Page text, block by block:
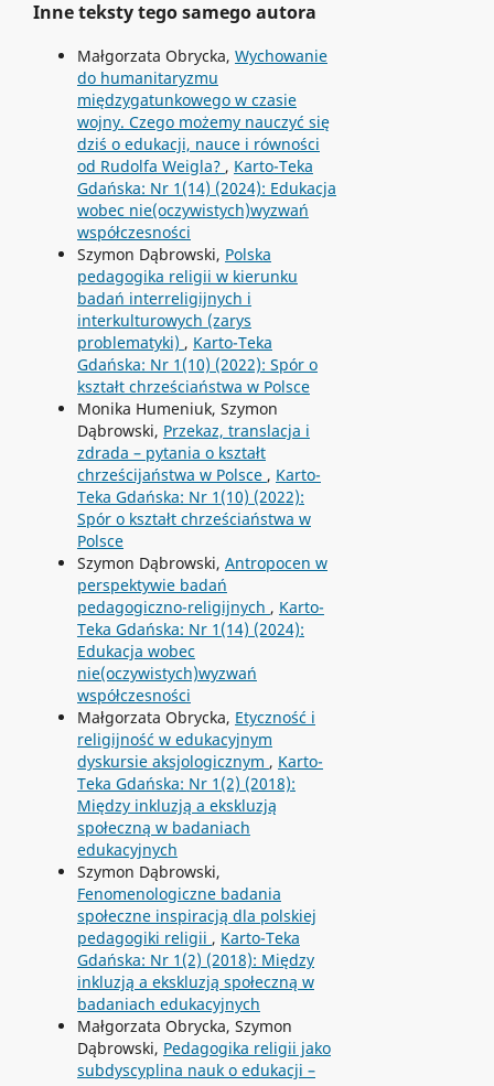
Inne teksty tego samego autora
Małgorzata Obrycka, Wychowanie
do humanitaryzmu
międzygatunkowego w czasie
wojny. Czego możemy nauczyć się
dziś o edukacji, nauce i równości
od Rudolfa Weigla? , Karto-Teka
Gdańska: Nr 1(14) (2024): Edukacja
wobec nie(oczywistych)wyzwań
współczesności
Szymon Dąbrowski, Polska
pedagogika religii w kierunku
badań interreligijnych i
interkulturowych (zarys
problematyki) , Karto-Teka
Gdańska: Nr 1(10) (2022): Spór o
kształt chrześciaństwa w Polsce
Monika Humeniuk, Szymon
Dąbrowski, Przekaz, translacja i
zdrada – pytania o kształt
chrześcijaństwa w Polsce , Karto-
Teka Gdańska: Nr 1(10) (2022):
Spór o kształt chrześciaństwa w
Polsce
Szymon Dąbrowski, Antropocen w
perspektywie badań
pedagogiczno-religijnych , Karto-
Teka Gdańska: Nr 1(14) (2024):
Edukacja wobec
nie(oczywistych)wyzwań
współczesności
Małgorzata Obrycka, Etyczność i
religijność w edukacyjnym
dyskursie aksjologicznym , Karto-
Teka Gdańska: Nr 1(2) (2018):
Między inkluzją a ekskluzją
społeczną w badaniach
edukacyjnych
Szymon Dąbrowski,
Fenomenologiczne badania
społeczne inspiracją dla polskiej
pedagogiki religii , Karto-Teka
Gdańska: Nr 1(2) (2018): Między
inkluzją a ekskluzją społeczną w
badaniach edukacyjnych
Małgorzata Obrycka, Szymon
Dąbrowski, Pedagogika religii jako
subdyscyplina nauk o edukacji –